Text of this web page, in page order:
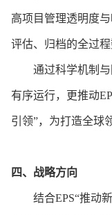
高项目管理透明度
评估、归档的全过程
通过科学机制
有序运行，更推动
引领”，为打造全球
四、 战略方向
结合EPS“推动